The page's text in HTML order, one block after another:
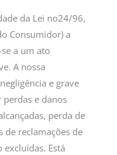
da Lei no24/96,
Consumidor) a
a um ato
A nossa
e grave
e danos
perda de
de reclamações de
Está